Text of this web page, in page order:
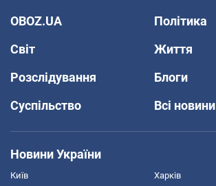
OBOZ.UA
Політика
Світ
Життя
Розслідування
Блоги
Суспільство
Всі новини
Новини України
Київ Харків